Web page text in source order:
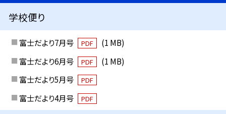
学校便り
富士だより7月号 PDF
(1 MB)
富士だより6月号
PDF
(1 MB)
富士だより5月号
PDF
富士だより4月号 PDF